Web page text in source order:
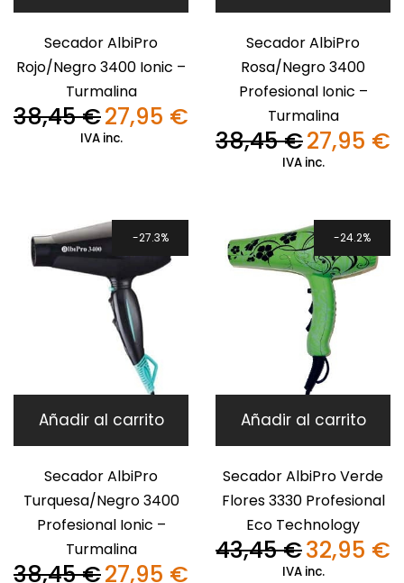
Secador AlbiPro
Rojo/Negro 3400 Ionic –
Turmalina
38,45€ El
precio
27,95 €
precio
actual
IVA inc.
Secador AlbiPro
Rosa/Negro 3400
Profesional Ionic –
Turmalina
38,45€ El
precio
27,95 €
IVA inc.
27.3%
Añadir al carrito
Secador AlbiPro
Turquesa/Negro 3400
Profesional Ionic –
Turmalina
38,45€ El
27,95 €
24.2%
Añadir al carrito
Secador AlbiPro Verde
Flores 3330 Profesional
Eco Technology
43,45€ El
precio
32,95 €
IVA inc.